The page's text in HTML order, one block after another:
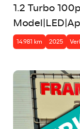
1.2 Turbo
14.981 km 2025